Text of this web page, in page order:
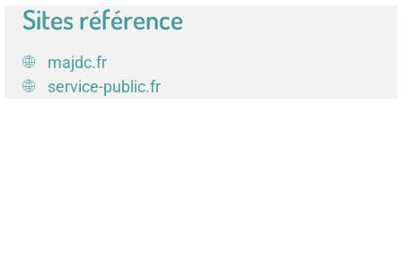
Sites référence
majdc.fr
service-public.fr